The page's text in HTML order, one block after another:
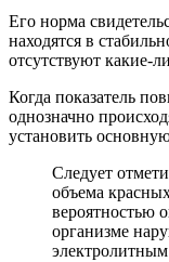
Его норма
находятся в
отсутствуют какие-
Когда показатель
однозначно
установить
Следует
объема
вероятностью
организме